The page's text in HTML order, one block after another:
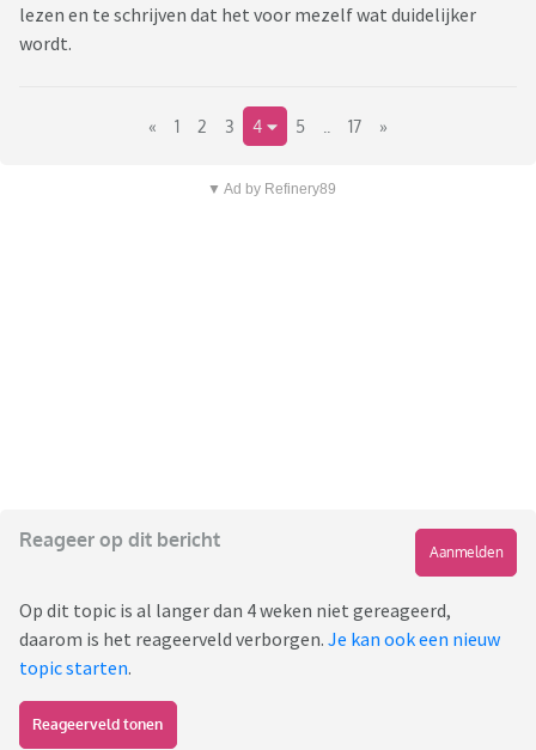
lezen en te schrijven dat het voor mezelf wat duidelijker
wordt.
« 1 2 3 4 5 17 »
▼ Ad by Refinery89
Reageer op dit bericht
Aanmelden
Op dit topic is al langer dan 4 weken niet gereageerd,
daarom is het reageerveld verborgen. Je kan ook een nieuw
topic starten.
Reageerveld tonen